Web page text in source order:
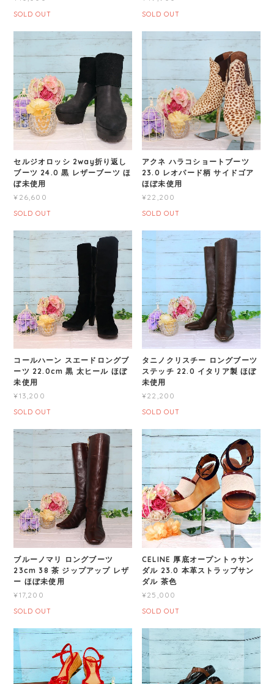
SOLD OUT SOLD OUT
セルジオロッシ 2way折り返し
ブーツ 24.0 黒 レザーブーツ ほ
ぼ未使用
¥26,600
SOLD OUT
アクネ ハラコショートブーツ
23.0 レオパード柄 サイドゴア
ほぼ未使用
¥22,200
SOLD OUT
コールハーン スエードロングブ
ーツ 22.0cm 黒 太ヒール ほぼ
未使用
¥13,200
SOLD OUT
タニノクリスチー ロングブーツ
ステッチ 22.0 イタリア製 ほぼ
未使用
¥22,200
SOLD OUT
ブルーノマリ ロングブーツ
23cm 38 茶 ジップアップ レザ
ー ほぼ未使用
¥17,200
SOLD OUT
CELINE 厚底オープントゥサン
ダル 23.0 本革ストラップサン
ダル 茶色
¥25,000
SOLD OUT